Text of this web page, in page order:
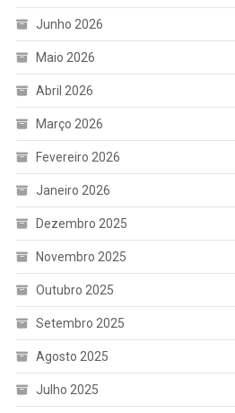
Junho 2026
Maio 2026
Abril 2026
Março 2026
Fevereiro 2026
Janeiro 2026
Dezembro 2025
Novembro 2025
Outubro 2025
Setembro 2025
Agosto 2025
Julho 2025